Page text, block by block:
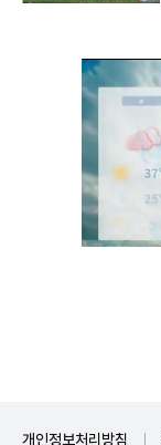
개인정보처리방침